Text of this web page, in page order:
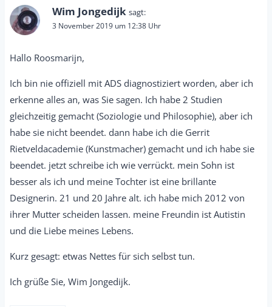
Wim Jongedijk sagt:
3 November 2019 um 12:38 Uhr
Hallo Roosmarijn,
Ich bin nie offiziell mit ADS diagnostiziert worden, aber ich
erkenne alles an, was Sie sagen. Ich habe 2 Studien
gleichzeitig gemacht (Soziologie und Philosophie), aber ich
habe sie nicht beendet. dann habe ich die Gerrit
Rietveldacademie (Kunstmacher) gemacht und ich habe sie
beendet. jetzt schreibe ich wie verrückt. mein Sohn ist
besser als ich und meine Tochter ist eine brillante
Designerin. 21 und 20 Jahre alt. ich habe mich 2012 von
ihrer Mutter scheiden lassen. meine Freundin ist Autistin
und die Liebe meines Lebens.
Kurz gesagt: etwas Nettes für sich selbst tun.
Ich grüße Sie, Wim Jongedijk.